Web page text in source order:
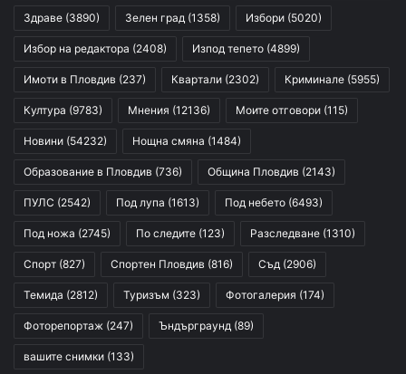
Здраве (3890) Зелен град (1358) Избори (5020)
Избор на редактора (2408) Изпод тепето (4899)
Имоти в Пловдив (237) Квартали (2302) Криминале (5955)
Култура (9783) Мнения (12136) Моите отговори (115)
Новини (54232) Нощна смяна (1484)
Образование в Пловдив (736) Община Пловдив (2143)
ПУЛС (2542) Под лупа (1613) Под небето (6493)
Под ножа (2745) По следите (123) Разследване (1310)
Спорт (827) Спортен Пловдив (816) Съд (2906)
Темида (2812) Туризъм (323) Фотогалерия (174)
Фоторепортаж (247) Ъндърграунд (89)
вашите снимки (133)